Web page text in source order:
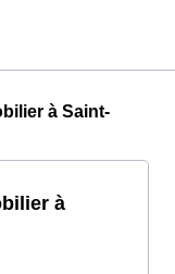
à Saint-
à